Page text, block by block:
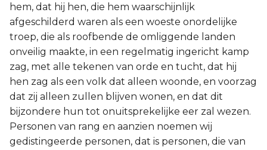
hem, dat hij hen, die hem waarschijnlijk
afgeschilderd waren als een woeste onordelijke
troep, die als roofbende de omliggende landen
onveilig maakte, in een regelmatig ingericht kamp
zag, met alle tekenen van orde en tucht, dat hij
hen zag als een volk dat alleen woonde, en voorzag
dat zij alleen zullen blijven wonen, en dat dit
bijzondere hun tot onuitsprekelijke eer zal wezen.
Personen van rang en aanzien noemen wij
gedistingeerde personen, dat is personen, die van